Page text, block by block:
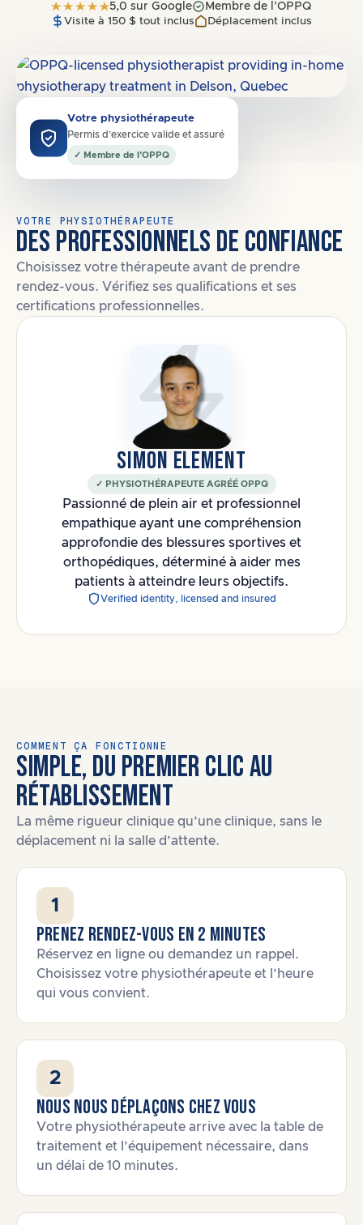
5,0 sur Google
Membre de l’OPPQ
Visite à 150 $ tout inclus
Déplacement inclus
Votre physiothérapeute
Permis d’exercice valide et assuré
✓ Membre de l’OPPQ
VOTRE PHYSIOTHÉRAPEUTE
DES PROFESSIONNELS DE CONFIANCE
Choisissez votre thérapeute avant de prendre
rendez-vous. Vérifiez ses qualifications et ses
certifications professionnelles.
SIMON ELEMENT
✓ PHYSIOTHÉRAPEUTE AGRÉÉ OPPQ
Passionné de plein air et professionnel
empathique ayant une compréhension
approfondie des blessures sportives et
orthopédiques, déterminé à aider mes
patients à atteindre leurs objectifs.
Verified identity, licensed and insured
COMMENT ÇA FONCTIONNE
SIMPLE, DU PREMIER CLIC AU
RÉTABLISSEMENT
La même rigueur clinique qu’une clinique, sans le
déplacement ni la salle d’attente.
1
Prenez rendez-vous en 2 minutes
Réservez en ligne ou demandez un rappel.
Choisissez votre physiothérapeute et l’heure
qui vous convient.
2
Nous nous déplaçons chez vous
Votre physiothérapeute arrive avec la table de
traitement et l’équipement nécessaire, dans
un délai de 10 minutes.